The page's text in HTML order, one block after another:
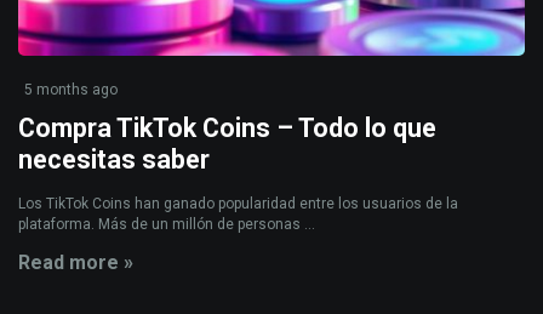
5 months ago
Compra TikTok Coins – Todo lo que
necesitas saber
Los TikTok Coins han ganado popularidad entre los usuarios de la
plataforma. Más de un millón de personas ...
Read more »